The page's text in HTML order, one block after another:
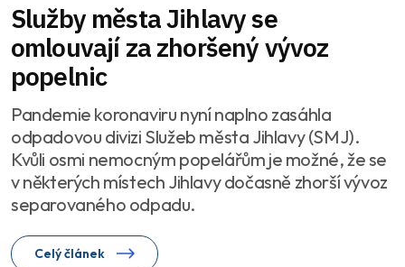
Služby města Jihlavy se
omlouvají za zhoršený vývoz
popelnic
Pandemie koronaviru nyní naplno zasáhla
odpadovou divizi Služeb města Jihlavy (SMJ).
Kvůli osmi nemocným popelářům je možné, že se
v některých místech Jihlavy dočasně zhorší vývoz
separovaného odpadu.
Celý článek